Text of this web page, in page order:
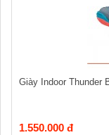
Giày Indoor Thunder
1.550.000 đ